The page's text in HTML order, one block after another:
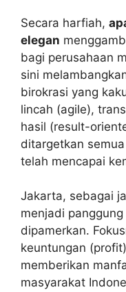
Secara harfiah,
elegan
bagi perusahaan
sini
birokrasi yang
lincah (agile),
hasil (result-
ditargetkan
telah mencapai
Jakarta, sebagai
menjadi
dipamerkan.
keuntungan
memberikan
masyarakat